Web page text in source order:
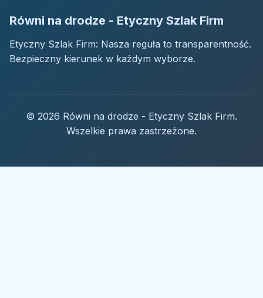
Równi na drodze - Etyczny Szlak Firm
Etyczny Szlak Firm: Nasza reguła to transparentność.
Bezpieczny kierunek w każdym wyborze.
© 2026 Równi na drodze - Etyczny Szlak Firm.
Wszelkie prawa zastrzeżone.